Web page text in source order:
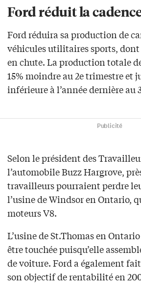
Ford réduit la
Ford réduira sa production de
véhicules utilitaires sports, dont
en chute. La production totale
15% moindre au 2e trimestre et
inférieure à l’année dernière au
Publicité
Selon le président des
l’automobile Buzz Hargrove,
travailleurs pourraient perdre
l’usine de Windsor en Ontario,
moteurs V8.
L’usine de St.Thomas en
être touchée puisqu’elle
de voiture. Ford a également
son objectif de rentabilité en